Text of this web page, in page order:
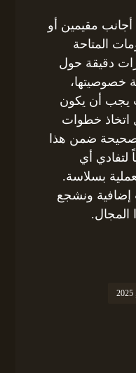
أجانب مقيمين أو
المتاحة
دقيقة حول
خصوصيتها،
يجب أن يكون
اتخاذ خطوات
ضمن هذا
أي
بسلاسة.
ونشجع